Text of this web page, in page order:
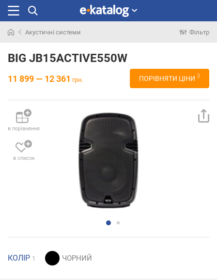
раніше
Акустичні системи Фільтр
BIG JB15ACTIVE550W
11 899 — 12 361 грн. ПОРІВНЯТИ ЦІНИ 3
в порівняння
в список
КОЛІР 1